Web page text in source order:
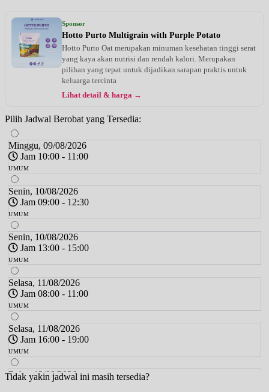
Sponsor
Hotto Purto Multigrain with Purple Potato
Hotto Purto Oat merupakan minuman kesehatan tinggi serat
yang kaya akan nutrisi dan rendah kalori. Merupakan
pilihan yang tepat untuk dijadikan sarapan praktis untuk
keluarga tercinta
Lihat detail & harga →
Pilih Jadwal Berobat yang Tersedia:
Minggu, 09/08/2026
Jam 10:00 - 11:00
UMUM
Senin, 10/08/2026
Jam 09:00 - 12:30
UMUM
Senin, 10/08/2026
Jam 13:00 - 15:00
UMUM
Selasa, 11/08/2026
Jam 08:00 - 11:00
UMUM
Selasa, 11/08/2026
Jam 16:00 - 19:00
UMUM
Rabu, 12/08/2026
Jam 09:00 - 12:00
Tidak yakin jadwal ini masih tersedia?